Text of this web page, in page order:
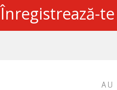
Înregistrează-te
AU